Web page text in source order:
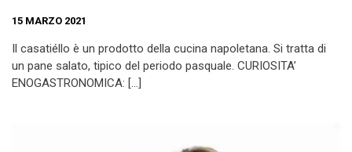
15 MARZO 2021
Il casatiéllo è un prodotto della cucina napoletana. Si tratta di
un pane salato, tipico del periodo pasquale. CURIOSITA’
ENOGASTRONOMICA: […]